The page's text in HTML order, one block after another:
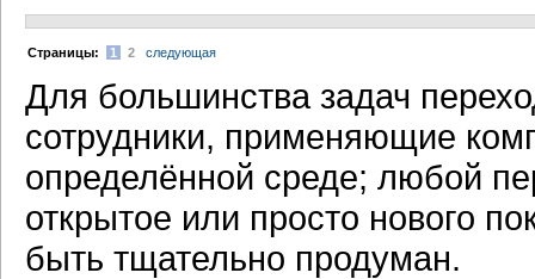
Cтраницы: 1 2 следующая
Для большинства задач
сотрудники, применяющие
определённой среде; любой
открытое или просто нового
быть тщательно продуман.